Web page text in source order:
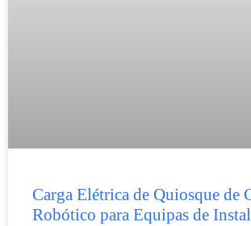
Carga Elétrica de Quiosque de
Robótico para Equipas de